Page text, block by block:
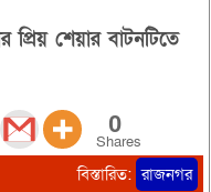
শেয়ার বাটনটিতে
0
Shares
বিস্তারিত: রাজনগর